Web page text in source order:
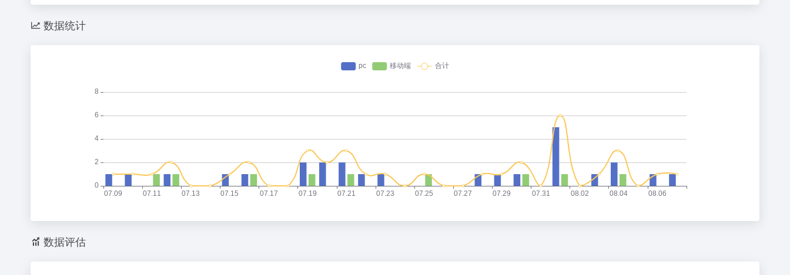
数据统计
数据评估